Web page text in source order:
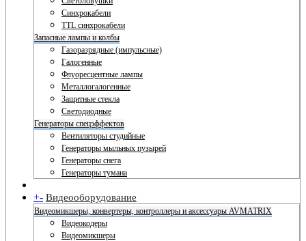
Синхрокабели
TTL синхрокабели
Запасные лампы и колбы
Газоразрядные (импульсные)
Галогенные
Флуоресцентные лампы
Металлогалогенные
Защитные стекла
Светодиодные
Генераторы спецэффектов
Вентиляторы студийные
Генераторы мыльных пузырей
Генераторы снега
Генераторы тумана
+- Видеооборудование
Видеомикшеры, конвертеры, контроллеры и аксессуары AVMATRIX
Видеокодеры
Видеомикшеры